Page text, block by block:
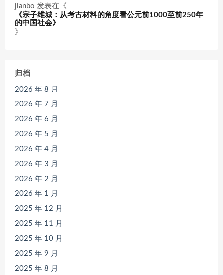
jianbo 发表在《
《宗子维城：从考古材料的角度看公元前1000至前250年
的中国社会》
》
归档
2026 年 8 月
2026 年 7 月
2026 年 6 月
2026 年 5 月
2026 年 4 月
2026 年 3 月
2026 年 2 月
2026 年 1 月
2025 年 12 月
2025 年 11 月
2025 年 10 月
2025 年 9 月
2025 年 8 月